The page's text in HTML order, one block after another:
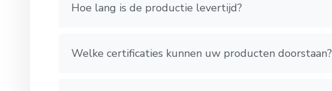
Hoe lang is de productie levertijd?
Welke certificaties kunnen uw producten doorstaan?